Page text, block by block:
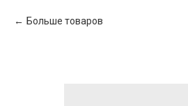
Больше товаров